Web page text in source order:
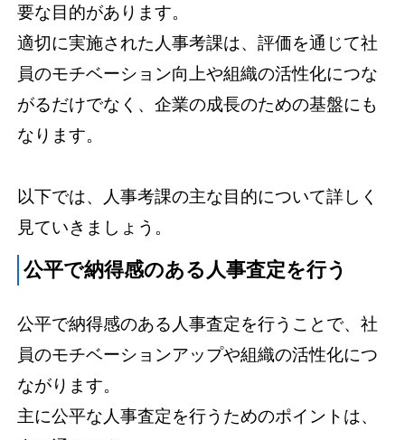
要な目的があります。
適切に実施された人事考課は、評価を通じて社
員のモチベーション向上や組織の活性化につな
がるだけでなく、企業の成長のための基盤にも
なります。
以下では、人事考課の主な目的について詳しく
見ていきましょう。
公平で納得感のある人事査定を行う
公平で納得感のある人事査定を行うことで、社
員のモチベーションアップや組織の活性化につ
ながります。
主に公平な人事査定を行うためのポイントは、